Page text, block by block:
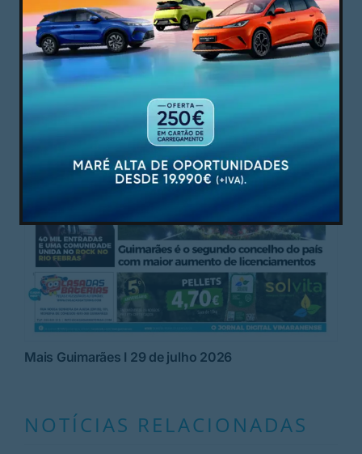
Mais Guimarães I 29 de julho 2026
NOTÍCIAS RELACIONADAS